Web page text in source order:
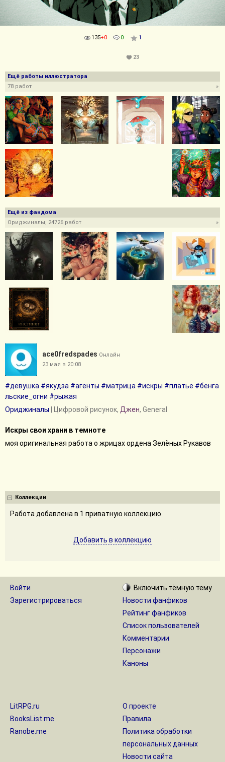
ace0fredspades Онлайн
23 мая в 20:08
#девушка #якудза #агенты #матрица #искры #платье #бенга
льские_огни #рыжая
Ориджиналы | Цифровой рисунок, Джен, General
Искры свои храни в темноте
моя оригинальная работа о жрицах ордена Зелёных Рукавов
Коллекции
Работа добавлена в 1 приватную коллекцию
Добавить в коллекцию
135+0 0 1
23
Ещё работы иллюстратора
»
78 работ
Ещё из фандома
»
Ориджиналы, 24726 работ
Войти
Зарегистрироваться
Включить тёмную тему
Новости фанфиков
Рейтинг фанфиков
Список пользователей
Комментарии
Персонажи
Каноны
LitRPG.ru
BooksList.me
Ranobe.me
О проекте
Правила
Политика обработки
персональных данных
Новости сайта